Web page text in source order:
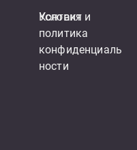
Контакт
Условия и
политика
конфиденциаль
ности